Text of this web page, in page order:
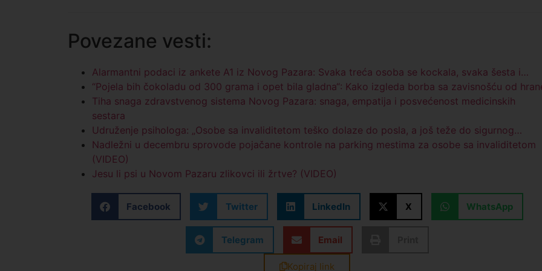
Povezane vesti:
Alarmantni podaci iz ankete A1 iz Novog Pazara: Svaka treća osoba se kockala, svaka šesta i…
“Pojela bih čokoladu od 300 grama i opet bila gladna“: Kako izgleda borba sa zavisnošću od
Tiha snaga zdravstvenog sistema Novog Pazara: snaga, empatija i posvećenost medicinskih
sestara
Udruženje psihologa: „Osobe sa invaliditetom teško dolaze do posla, a još teže do sigurnog…
Nadležni u decembru sprovode pojačane kontrole na parking mestima za osobe sa invaliditetom
(VIDEO)
Jesu li psi u Novom Pazaru zlikovci ili žrtve? (VIDEO)
Facebook Twitter LinkedIn X WhatsApp
Telegram Email
Kopiraj link